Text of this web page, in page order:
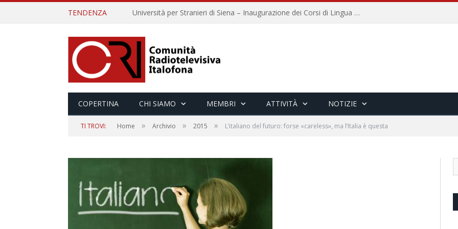
TENDENZA Università per Stranieri di Siena – Inaugurazione dei Corsi di Lingua e Cultura Italiana, 109a annata
COPERTINA CHI SIAMO MEMBRI ATTIVITÀ NOTIZIE
TI TROVI: Home » Archivio » 2015 » L’italiano del futuro: forse «careless», ma l’Italia è questa